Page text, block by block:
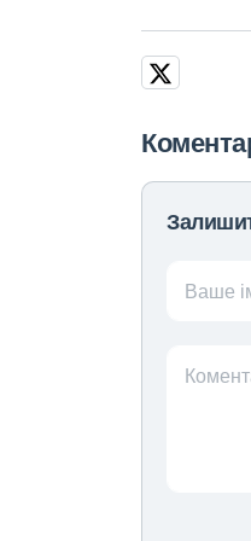
Ваше